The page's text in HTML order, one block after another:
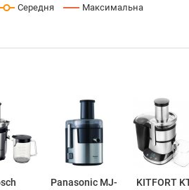
Середня Максимальна
Panasonic MJ-
KITFORT